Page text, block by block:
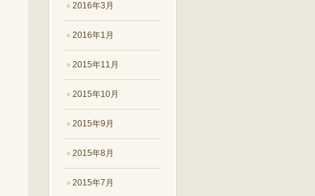
2016年3月
2016年1月
2015年11月
2015年10月
2015年9月
2015年8月
2015年7月